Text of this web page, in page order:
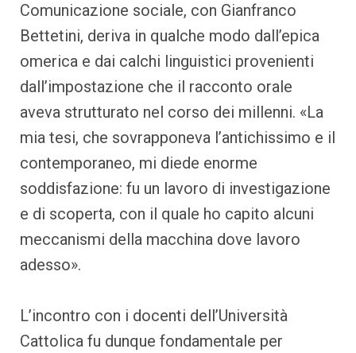
Comunicazione sociale, con Gianfranco
Bettetini, deriva in qualche modo dall’epica
omerica e dai calchi linguistici provenienti
dall’impostazione che il racconto orale
aveva strutturato nel corso dei millenni. «La
mia tesi, che sovrapponeva l’antichissimo e il
contemporaneo, mi diede enorme
soddisfazione: fu un lavoro di investigazione
e di scoperta, con il quale ho capito alcuni
meccanismi della macchina dove lavoro
adesso».
L’incontro con i docenti dell’Università
Cattolica fu dunque fondamentale per